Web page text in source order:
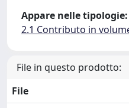
Appare nelle tipologie:
2.1 Contributo in
File in questo prodotto:
File